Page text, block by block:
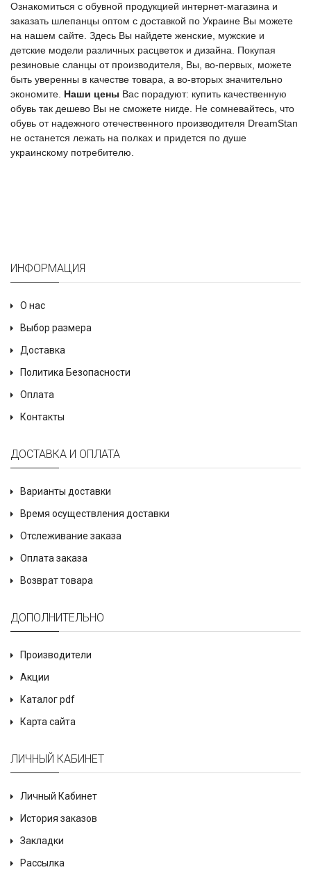
Ознакомиться с обувной продукцией интернет-магазина и
заказать шлепанцы оптом с доставкой по Украине Вы можете
на нашем сайте . Здесь Вы найдете женские мужские и
детские модели различных расцветок и дизайна. Покупая
резиновые сланцы от производителя , Вы, во-первых, можете
быть уверенны в качестве товара, а во-вторых значительно
экономите. Наши цены Вас порадуют: купить качественную
обувь так дешево Вы не сможете нигде. Не сомневайтесь, что
обувь от надежного отечественного производителя DreamStan
не останется лежать на полках и придется по душе
украинскому потребителю.
ИНФОРМАЦИЯ
О нас
Выбор размера
Доставка
Политика Безопасности
Оплата
Контакты
ДОСТАВКА И ОПЛАТА
Варианты доставки
Время осуществления доставки
Отслеживание заказа
Оплата заказа
Возврат товара
ДОПОЛНИТЕЛЬНО
Производители
Акции
Каталог pdf
Карта сайта
ЛИЧНЫЙ КАБИНЕТ
Личный Кабинет
История заказов
Закладки
Рассылка